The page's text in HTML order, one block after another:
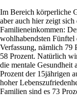
Im Bereich körperliche
aber auch hier zeigt
Familieneinkommen:
wohlhabendsten
Verfassung, nämlich 79
58 Prozent. Natürlich
die mentale Gesundheit
Prozent der 15jährigen
hoher
Familien sind es 73